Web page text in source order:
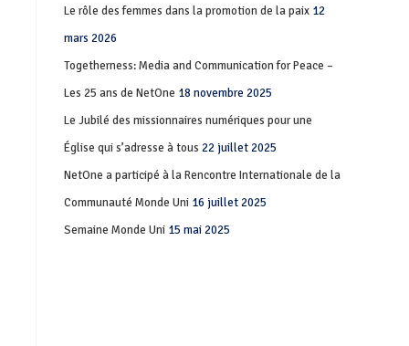
Le rôle des femmes dans la promotion de la paix 12
mars 2026
Togetherness: Media and Communication for Peace –
Les 25 ans de NetOne 18 novembre 2025
Le Jubilé des missionnaires numériques pour une
Église qui s’adresse à tous 22 juillet 2025
NetOne a participé à la Rencontre Internationale de la
Communauté Monde Uni 16 juillet 2025
Semaine Monde Uni 15 mai 2025